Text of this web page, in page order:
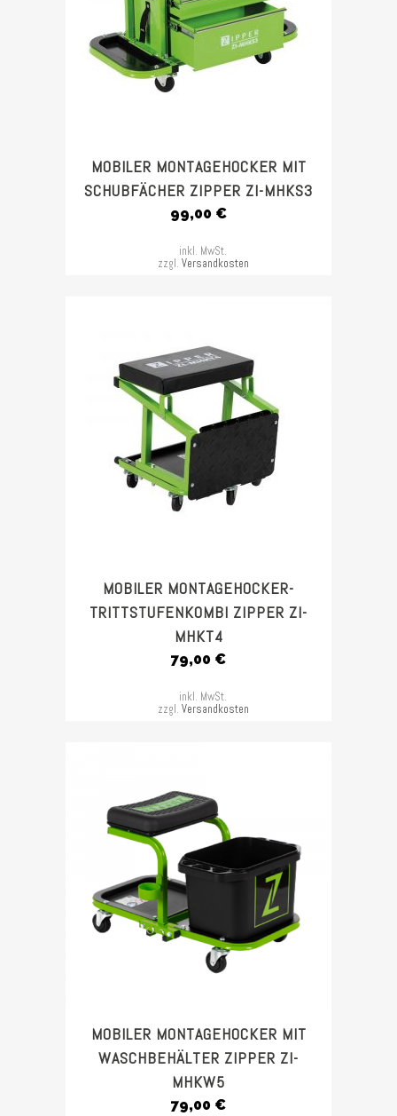
MOBILER MONTAGEHOCKER MIT
SCHUBFÄCHER ZIPPER ZI-MHKS3
99,00 €
inkl. MwSt.
zzgl. Versandkosten
MOBILER MONTAGEHOCKER-
TRITTSTUFENKOMBI ZIPPER ZI-
MHKT4
79,00 €
inkl. MwSt.
zzgl. Versandkosten
MOBILER MONTAGEHOCKER MIT
WASCHBEHÄLTER ZIPPER ZI-
MHKW5
79,00 €